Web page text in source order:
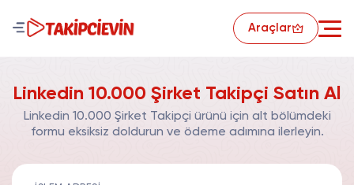
Araçlar
Linkedin 10.000 Şirket Takipçi Satın Al
Linkedin 10.000 Şirket Takipçi ürünü için alt bölümdeki
formu eksiksiz doldurun ve ödeme adımına ilerleyin.